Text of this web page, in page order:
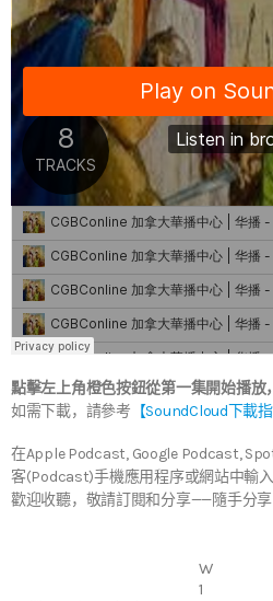
點擊左上角橙色按鈕從第一集開始播放
如需下載，請參考 【SoundCloud下載
在Apple Podcast, Google Podcast,
客(Podcast)手機應用程序或網站中輸入
歡迎收聽，敬請訂閱和分享——隨手分享
W
1